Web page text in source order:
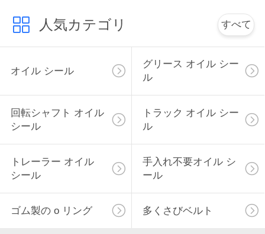
ニ
ー
ス
場
合
人気カテゴリ すべて
オイル シール
グリース オイル シー
ル
回転シャフト オイル
シール
トラック オイル シー
ル
トレーラー オイル
シール
手入れ不要オイル シ
ール
ゴム製の o リング 多くさびベルト